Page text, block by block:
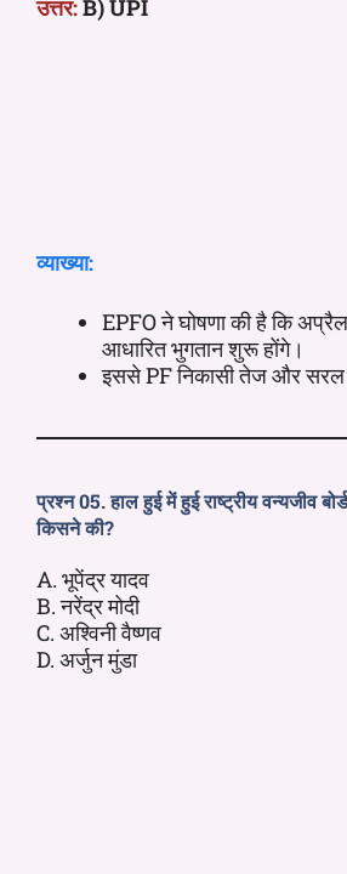
उत्तर:B) UPI
व्याख्या:
EPFO ने घोषणा की है कि
आधारित भुगतान शुरू होंगे।
इससे PF निकासी तेज और सरल
प्रश्न 05. हाल हुई में हुई राष्ट्रीय वन्यजीव
किसने की?
A. भूपेंद्र यादव
B. नरेंद्र मोदी
C. अश्विनी वैष्णव
D. अर्जुन मुंडा